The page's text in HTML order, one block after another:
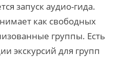
запуск аудио-гида.
как свободных
группы. Есть
экскурсий для групп